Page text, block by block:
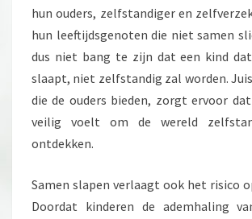
hun ouders, zelfstandiger en
hun leeftijdsgenoten die niet samen
dus niet bang te zijn dat een kind
slaapt, niet zelfstandig zal worden.
die de ouders bieden, zorgt ervoor
veilig voelt om de wereld
ontdekken.
Samen slapen verlaagt ook het risico
Doordat kinderen de ademhaling